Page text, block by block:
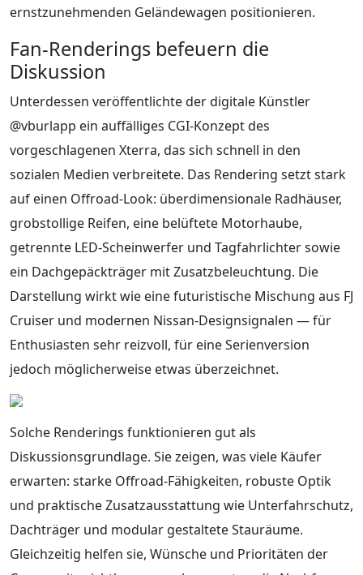
ernstzunehmenden Geländewagen positionieren.
Fan-Renderings befeuern die
Diskussion
Unterdessen veröffentlichte der digitale Künstler
@vburlapp ein auffälliges CGI-Konzept des
vorgeschlagenen Xterra, das sich schnell in den
sozialen Medien verbreitete. Das Rendering setzt stark
auf einen Offroad-Look: überdimensionale Radhäuser,
grobstollige Reifen, eine belüftete Motorhaube,
getrennte LED-Scheinwerfer und Tagfahrlichter sowie
ein Dachgepäckträger mit Zusatzbeleuchtung. Die
Darstellung wirkt wie eine futuristische Mischung aus FJ
Cruiser und modernen Nissan-Designsignalen — für
Enthusiasten sehr reizvoll, für eine Serienversion
jedoch möglicherweise etwas überzeichnet.
Solche Renderings funktionieren gut als
Diskussionsgrundlage. Sie zeigen, was viele Käufer
erwarten: starke Offroad-Fähigkeiten, robuste Optik
und praktische Zusatzausstattung wie Unterfahrschutz,
Dachträger und modular gestaltete Stauräume.
Gleichzeitig helfen sie, Wünsche und Prioritäten der